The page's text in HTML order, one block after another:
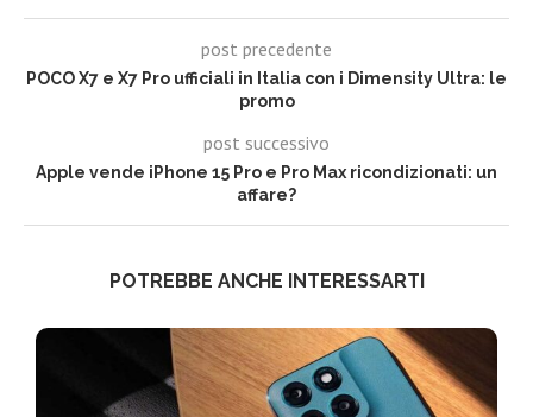
post precedente
POCO X7 e X7 Pro ufficiali in Italia con i Dimensity Ultra: le
promo
post successivo
Apple vende iPhone 15 Pro e Pro Max ricondizionati: un
affare?
POTREBBE ANCHE INTERESSARTI